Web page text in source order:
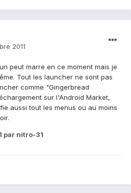
2011
peut marre en ce moment mais je
Tout les launcher ne sont pas
comme "Gingerbread
sur l'Android Market,
aussi tout les menus ou au moins
par nitro-31